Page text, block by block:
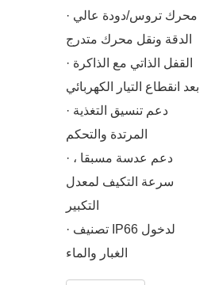
· محرك تروس/دودة عالي
الدقة ونقل محرك متدرج
· القفل الذاتي مع الذاكرة
بعد انقطاع التيار الكهربائي
· دعم تنسيق التغذية
المرتدة والتحكم
· دعم عدسة مسبقا ،
سرعة التكيف لمعدل
التكبير
· تصنيف IP66 لدخول
الغبار والماء